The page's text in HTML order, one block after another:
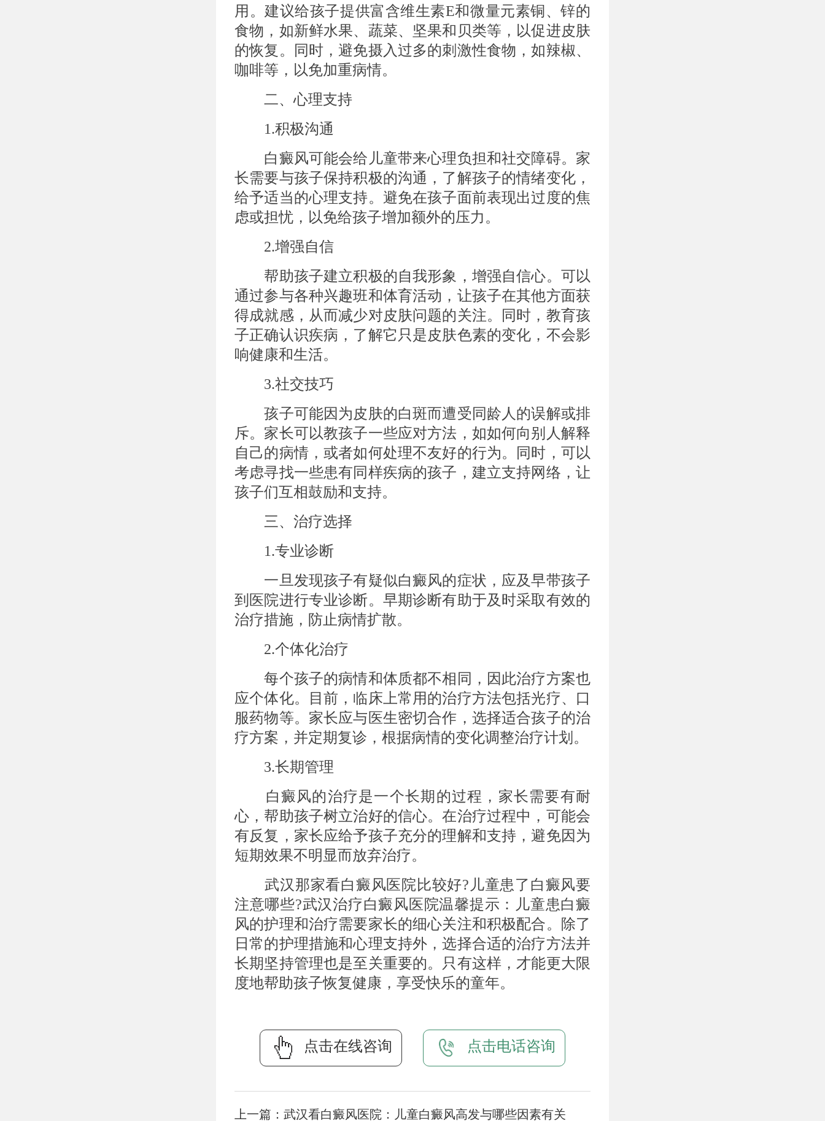
用。建议给孩子提供富含维生素E和微量元素铜、锌的
食物，如新鲜水果、蔬菜、坚果和贝类等，以促进皮肤
的恢复。同时，避免摄入过多的刺激性食物，如辣椒、
咖啡等，以免加重病情。
二、心理支持
1.积极沟通
白癜风可能会给儿童带来心理负担和社交障碍。家
长需要与孩子保持积极的沟通，了解孩子的情绪变化，
给予适当的心理支持。避免在孩子面前表现出过度的焦
虑或担忧，以免给孩子增加额外的压力。
2.增强自信
帮助孩子建立积极的自我形象，增强自信心。可以
通过参与各种兴趣班和体育活动，让孩子在其他方面获
得成就感，从而减少对皮肤问题的关注。同时，教育孩
子正确认识疾病，了解它只是皮肤色素的变化，不会影
响健康和生活。
3.社交技巧
孩子可能因为皮肤的白斑而遭受同龄人的误解或排
斥。家长可以教孩子一些应对方法，如如何向别人解释
自己的病情，或者如何处理不友好的行为。同时，可以
考虑寻找一些患有同样疾病的孩子，建立支持网络，让
孩子们互相鼓励和支持。
三、治疗选择
1.专业诊断
一旦发现孩子有疑似白癜风的症状，应及早带孩子
到医院进行专业诊断。早期诊断有助于及时采取有效的
治疗措施，防止病情扩散。
2.个体化治疗
每个孩子的病情和体质都不相同，因此治疗方案也
应个体化。目前，临床上常用的治疗方法包括光疗、口
服药物等。家长应与医生密切合作，选择适合孩子的治
疗方案，并定期复诊，根据病情的变化调整治疗计划。
3.长期管理
白癜风的治疗是一个长期的过程，家长需要有耐
心，帮助孩子树立治好的信心。在治疗过程中，可能会
有反复，家长应给予孩子充分的理解和支持，避免因为
短期效果不明显而放弃治疗。
武汉那家看白癜风医院比较好?儿童患了白癜风要
注意哪些?武汉治疗白癜风医院温馨提示：儿童患白癜
风的护理和治疗需要家长的细心关注和积极配合。除了
日常的护理措施和心理支持外，选择合适的治疗方法并
长期坚持管理也是至关重要的。只有这样，才能更大限
度地帮助孩子恢复健康，享受快乐的童年。
点击在线咨询 点击电话咨询
上一篇： 武汉看白癜风医院：儿童白癜风高发与哪些因素有关